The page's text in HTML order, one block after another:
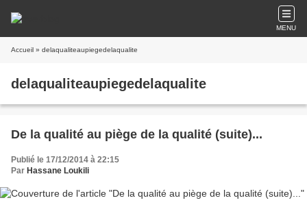
MENU
Accueil » delaqualiteaupiegedelaqualite
delaqualiteaupiegedelaqualite
De la qualité au piège de la qualité (suite)...
Publié le 17/12/2014 à 22:15
Par Hassane Loukili